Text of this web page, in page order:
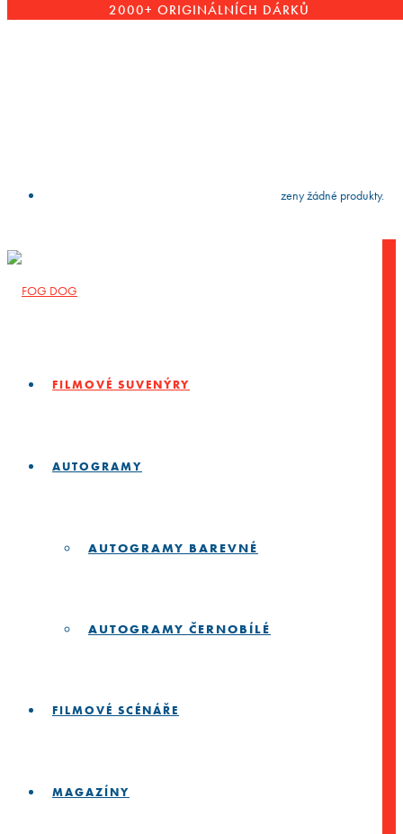
2000+ ORIGINÁLNÍCH DÁRKŮ
FILMOVÉ SUVENÝRY
AUTOGRAMY
AUTOGRAMY BAREVNÉ
AUTOGRAMY ČERNOBÍLÉ
FILMOVÉ SCÉNÁŘE
MAGAZÍNY
press Nebyly nalezeny žádné produkty.